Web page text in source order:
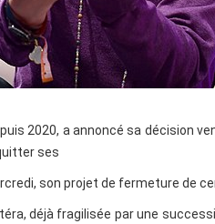
2020, a annoncé sa décision
ses
son projet de fermeture de
déjà fragilisée par une